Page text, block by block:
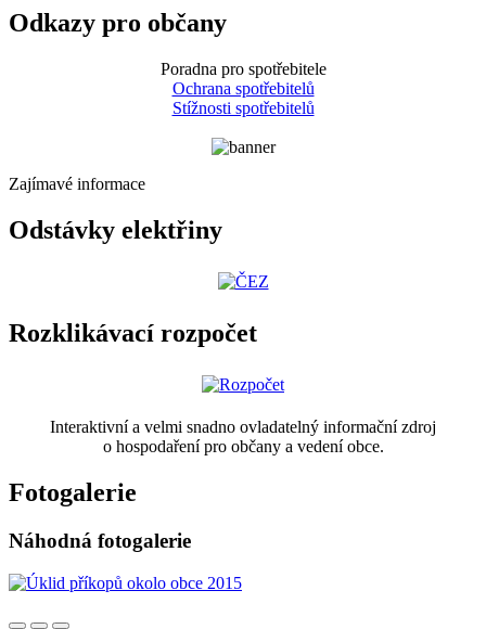
Odkazy pro občany
Poradna pro spotřebitele
Ochrana spotřebitelů
Stížnosti spotřebitelů
Zajímavé informace
Odstávky elektřiny
Rozklikávací rozpočet
Interaktivní a velmi snadno ovladatelný informační zdroj
o hospodaření pro občany a vedení obce.
Fotogalerie
Náhodná fotogalerie